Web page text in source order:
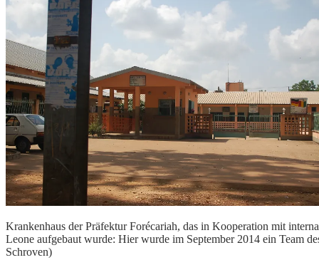
Krankenhaus der Präfektur Forécariah, das in Kooperation mit
Leone aufgebaut wurde: Hier wurde im September 2014 ein Team
Schroven)